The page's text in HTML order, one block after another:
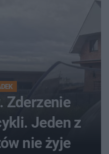
Zderzenie
Jeden z
nie żyje